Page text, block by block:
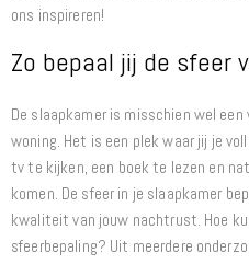
ons inspireren!
Zo bepaal jij de sfeer
De slaapkamer is misschien wel
woning. Het is een plek waar jij je
tv te kijken, een boek te lezen en
komen. De sfeer in je slaapkamer
kwaliteit van jouw nachtrust. Hoe
sfeerbepaling? Uit meerdere